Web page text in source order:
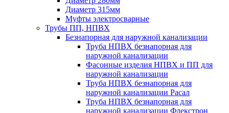
Диаметр 315мм
Муфты электросварные
Трубы ПП, НПВХ
Безнапорная для наружной канализации
Труба НПВХ безнапорная для
наружной канализации
Фасонные изделия НПВХ и ПП для
наружной канализации
Труба НПВХ безнапорная для
наружной канализации Расал
Труба НПВХ безнапорная для
наружной канализации Флекстрон